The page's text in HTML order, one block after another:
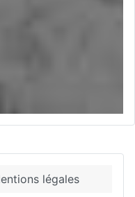
légales